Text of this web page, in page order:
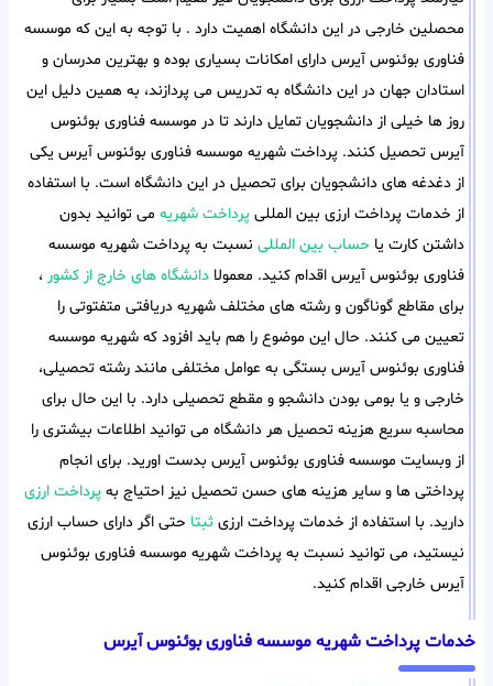
محصلین خارجی در این دانشگاه اهمیت دارد . با توجه به این که موسسه
فناوری بوئنوس آیرس دارای امکانات بسیاری بوده و بهترین مدرسان و
استادان جهان در این دانشگاه به تدریس می پردازند، به همین دلیل این
روز ها خیلی از دانشجویان تمایل دارند تا در موسسه فناوری بوئنوس
آیرس تحصیل کنند. پرداخت شهریه موسسه فناوری بوئنوس آیرس یکی
از دغدغه های دانشجویان برای تحصیل در این دانشگاه است. با استفاده
از خدمات پرداخت ارزی بین المللی پرداخت شهریه می توانید بدون
داشتن کارت یا حساب بین المللی نسبت به پرداخت شهریه موسسه
فناوری بوئنوس آیرس اقدام کنید. معمولا دانشگاه های خارج از کشور ،
برای مقاطع گوناگون و رشته های مختلف شهریه دریافتی متفتوتی را
تعیین می کنند. حال این موضوع را هم باید افزود که شهریه موسسه
فناوری بوئنوس آیرس بستگی به عوامل مختلفی مانند رشته تحصیلی،
خارجی و یا بومی بودن دانشجو و مقطع تحصیلی دارد. با این حال برای
محاسبه سریع هزینه تحصیل هر دانشگاه می توانید اطلاعات بیشتری را
از وبسایت موسسه فناوری بوئنوس آیرس بدست اورید. برای انجام
پرداختی ها و سایر هزینه های حسن تحصیل نیز احتیاج به پرداخت ارزی
دارید. با استفاده از خدمات پرداخت ارزی ثبتا حتی اگر دارای حساب ارزی
نیستید، می توانید نسبت به پرداخت شهریه موسسه فناوری بوئنوس
آیرس خارجی اقدام کنید.
خدمات پرداخت شهریه موسسه فناوری بوئنوس آیرس